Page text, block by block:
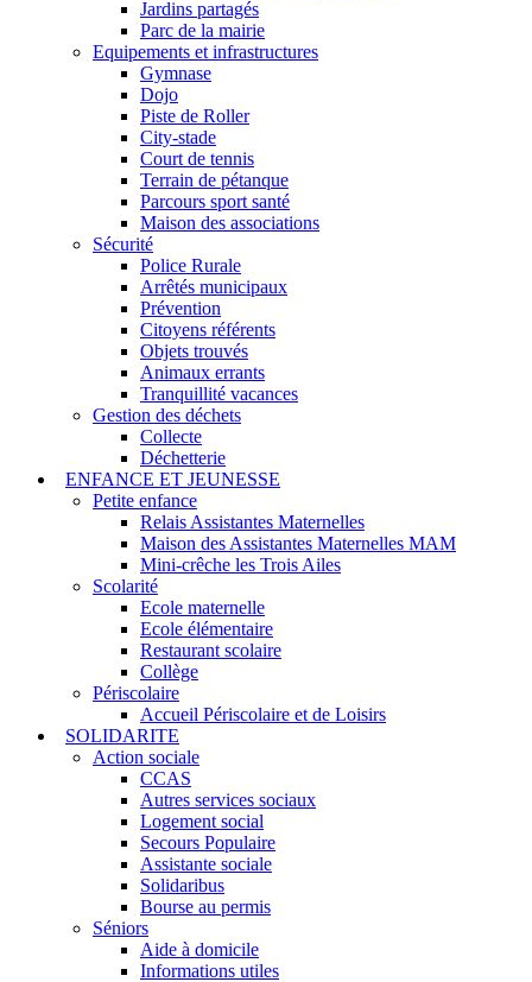
Jardins partagés
Parc de la mairie
Equipements et infrastructures
Gymnase
Dojo
Piste de Roller
City-stade
Court de tennis
Terrain de pétanque
Parcours sport santé
Maison des associations
Sécurité
Police Rurale
Arrêtés municipaux
Prévention
Citoyens référents
Objets trouvés
Animaux errants
Tranquillité vacances
Gestion des déchets
Collecte
Déchetterie
ENFANCE ET JEUNESSE
Petite enfance
Relais Assistantes Maternelles
Maison des Assistantes Maternelles MAM
Mini-crêche les Trois Ailes
Scolarité
Ecole maternelle
Ecole élémentaire
Restaurant scolaire
Collège
Périscolaire
Accueil Périscolaire et de Loisirs
SOLIDARITE
Action sociale
CCAS
Autres services sociaux
Logement social
Secours Populaire
Assistante sociale
Solidaribus
Bourse au permis
Séniors
Aide à domicile
Informations utiles